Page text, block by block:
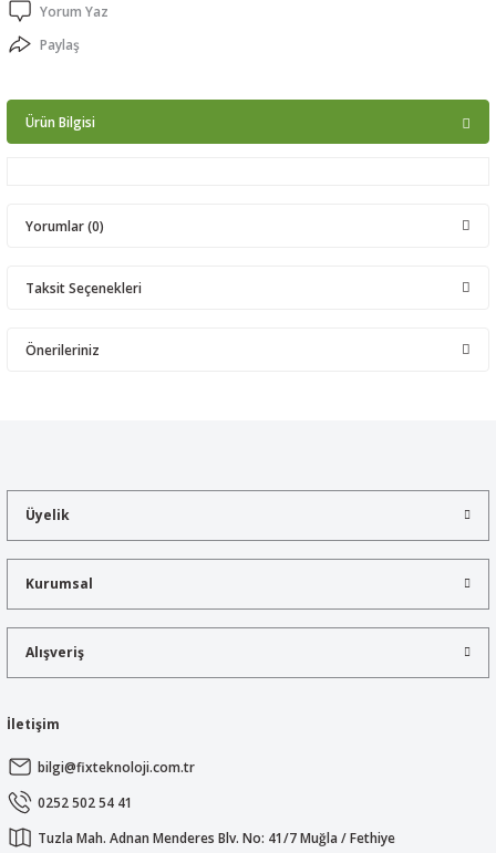
Yorum Yaz
Paylaş
Ürün Bilgisi
Yorumlar (0)
Taksit Seçenekleri
Önerileriniz
Ürün açıklamasında eksik bilgiler bulunuyor.
Ürün bilgilerinde hatalar bulunuyor.
Bu ürüne benzer farklı alternatifler olmalı.
Üyelik
Kurumsal
Alışveriş
İletişim
bilgi@fixteknoloji.com.tr
0252 502 54 41
Tuzla Mah. Adnan Menderes Blv. No: 41/7 Muğla / Fethiye